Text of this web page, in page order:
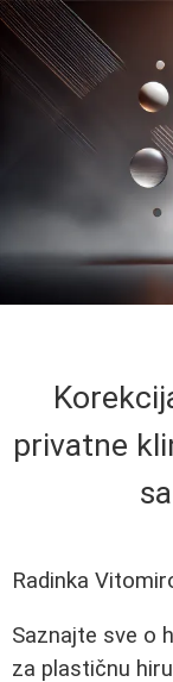
privatne
Radinka
Saznajte sve o
za plastičnu